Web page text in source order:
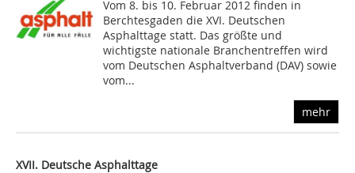
Vom 8. bis 10. Februar 2012 finden in
Berchtesgaden die XVI. Deutschen
Asphalttage statt. Das größte und
wichtigste nationale Branchentreffen wird
vom Deutschen Asphaltverband (DAV) sowie
vom...
mehr
XVII. Deutsche Asphalttage